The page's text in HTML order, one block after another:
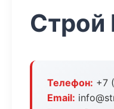
Строй
Телефон: +7
Email: